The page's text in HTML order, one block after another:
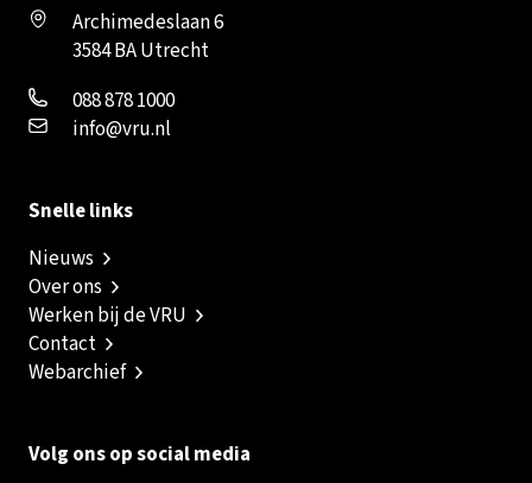
Archimedeslaan 6
3584 BA Utrecht
088 878 1000
info@vru.nl
Snelle links
Nieuws
Over ons
Werken bij de VRU
Contact
Webarchief
Volg ons op social media